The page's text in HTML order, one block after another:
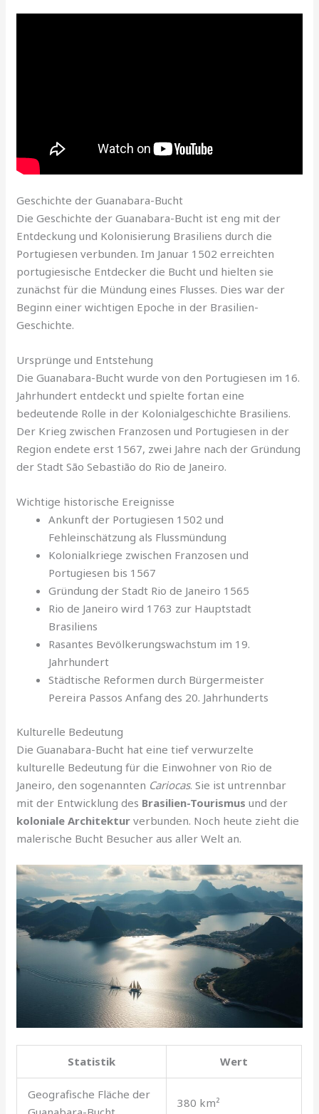
Geschichte der Guanabara-Bucht
Die Geschichte der Guanabara-Bucht ist eng mit der
Entdeckung und Kolonisierung Brasiliens durch die
Portugiesen verbunden. Im Januar 1502 erreichten
portugiesische Entdecker die Bucht und hielten sie
zunächst für die Mündung eines Flusses. Dies war der
Beginn einer wichtigen Epoche in der Brasilien-
Geschichte.
Ursprünge und Entstehung
Die Guanabara-Bucht wurde von den Portugiesen im 16.
Jahrhundert entdeckt und spielte fortan eine
bedeutende Rolle in der Kolonialgeschichte Brasiliens.
Der Krieg zwischen Franzosen und Portugiesen in der
Region endete erst 1567, zwei Jahre nach der Gründung
der Stadt São Sebastião do Rio de Janeiro.
Wichtige historische Ereignisse
Ankunft der Portugiesen 1502 und
Fehleinschätzung als Flussmündung
Kolonialkriege zwischen Franzosen und
Portugiesen bis 1567
Gründung der Stadt Rio de Janeiro 1565
Rio de Janeiro wird 1763 zur Hauptstadt
Brasiliens
Rasantes Bevölkerungswachstum im 19.
Jahrhundert
Städtische Reformen durch Bürgermeister
Pereira Passos Anfang des 20. Jahrhunderts
Kulturelle Bedeutung
Die Guanabara-Bucht hat eine tief verwurzelte
kulturelle Bedeutung für die Einwohner von Rio de
Janeiro, den sogenannten Cariocas. Sie ist untrennbar
mit der Entwicklung des Brasilien-Tourismus und der
koloniale Architektur verbunden. Noch heute zieht die
malerische Bucht Besucher aus aller Welt an.
Statistik Wert
Geografische Fläche der
380 km²